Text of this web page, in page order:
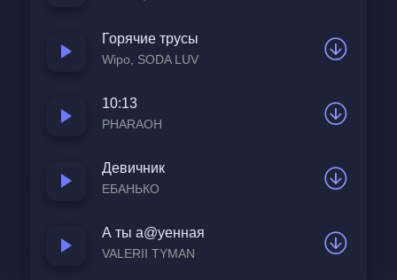
людской суете. Вся реальность
воспринимается как один большой цирк,
где каждый элемент существует
независимо от остальных.
Горячие трусы
Wipo, SODA LUV
10:13
PHARAOH
Девичник
ЕБАНЬКО
А ты а@уенная
VALERII TYMAN